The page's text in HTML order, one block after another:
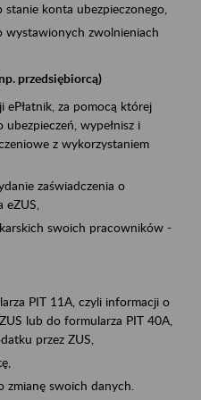
konta ubezpieczonego,
wystawionych zwolnieniach
przedsiębiorcą)
ePłatnik, za pomocą której
ubezpieczeń, wypełnisz i
z wykorzystaniem
zaświadczenia o
swoich pracowników -
PIT 11A, czyli informacji o
lub do formularza PIT 40A,
przez ZUS,
zmianę swoich danych.